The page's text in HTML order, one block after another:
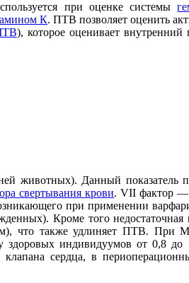
при оценке системы
К. ПТВ позволяет оценить
), которое оценивает внутренний
животных). Данный показатель
свертывания крови. VII фактор —
при применении
Кроме того
что также удлиняет ПТВ.
индивидуумов от 0,8 до
сердца, в